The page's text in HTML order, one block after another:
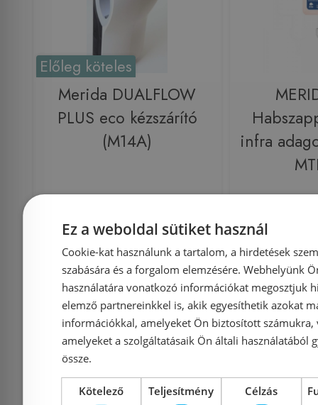
Előleg köteles
Merida DUALFLOW
PLUS eco kézszárító
(M14A)
Azonosító: 143991
Cikkszám: M14A
364 363 Ft
Kosárba
infra
3
Ez a weboldal sütiket használ
Cookie-kat használunk a tartalom, a hirdetések
szabására és a forgalom elemzésére. Webhelyünk
használatára vonatkozó információkat megosztjuk
elemző partnereinkkel is, akik egyesíthetik azokat
információkkal, amelyeket Ön biztosított számukra,
amelyeket a szolgáltatásaik Ön általi használatából
össze.
Kötelező Teljesítmény Célzás